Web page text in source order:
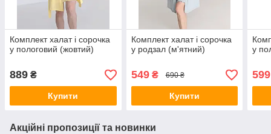
Комплект халат і сорочка
у пологовий (жовтий)
889 ₴
Купити
Комплект халат і сорочка
у родзал (м'ятний)
549₴ 690 ₴
Купити
у
599
Акційні пропозиції та новинки